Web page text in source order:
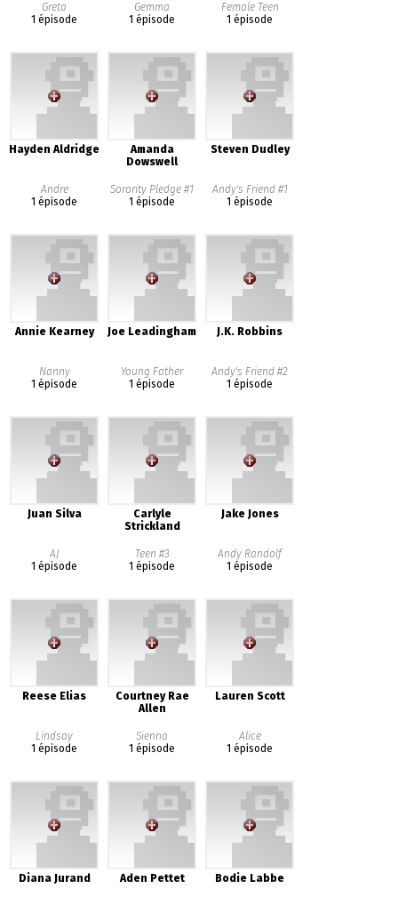
Greta
1 épisode
Gemma
1 épisode
Female Teen
1 épisode
Hayden Aldridge
Andre
1 épisode
Amanda
Dowswell
Sorority Pledge #1
1 épisode
Steven Dudley
Andy's Friend #1
1 épisode
Annie Kearney
Nanny
1 épisode
Joe Leadingham
Young Father
1 épisode
J.K. Robbins
Andy's Friend #2
1 épisode
Juan Silva
AJ
1 épisode
Carlyle
Strickland
Teen #3
1 épisode
Jake Jones
Andy Randolf
1 épisode
Reese Elias
Lindsay
1 épisode
Courtney Rae
Allen
Sienna
1 épisode
Lauren Scott
Alice
1 épisode
Diana Jurand Aden Pettet Bodie Labbe